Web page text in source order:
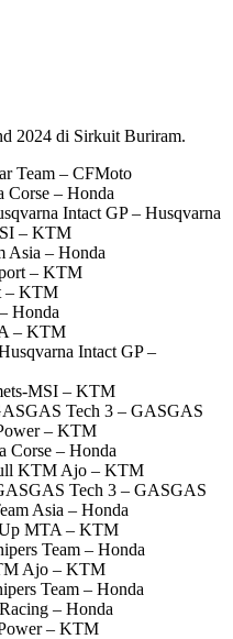
2024 di Sirkuit Buriram.
Team – CFMoto
Corse – Honda
Intact GP – Husqvarna
– KTM
Asia – Honda
– KTM
– KTM
Honda
– KTM
Intact GP –
MSI – KTM
Tech 3 – GASGAS
– KTM
Corse – Honda
KTM Ajo – KTM
Tech 3 – GASGAS
Asia – Honda
MTA – KTM
Team – Honda
Ajo – KTM
Team – Honda
– Honda
– KTM